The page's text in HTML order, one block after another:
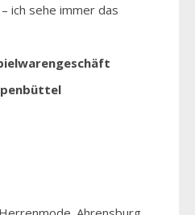
ich sehe immer das